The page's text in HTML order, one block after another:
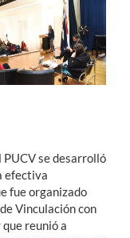
PUCV se desarrolló
efectiva
fue organizado
Vinculación con
reunió a